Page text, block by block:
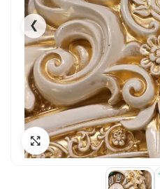
❯